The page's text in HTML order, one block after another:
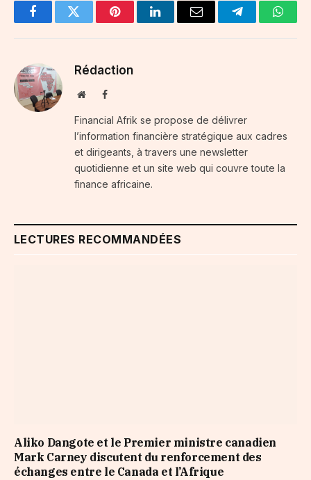
FacebookTwitter PinterestLinkedInEmail Telegram
Rédaction
WebsiteFacebook
Financial Afrik se propose de délivrer
l’information financière stratégique aux cadres
et dirigeants, à travers une newsletter
quotidienne et un site web qui couvre toute la
finance africaine.
LECTURES RECOMMANDÉES
Aliko Dangote et le Premier ministre canadien
Mark Carney discutent du renforcement des
échanges entre le Canada et l’Afrique